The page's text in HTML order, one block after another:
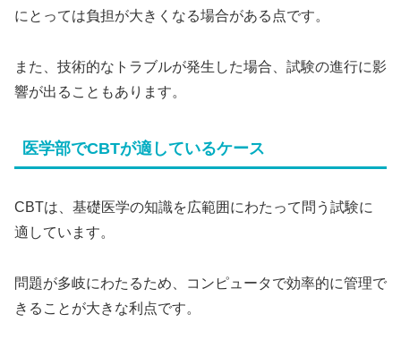
にとっては負担が大きくなる場合がある点です。
また、技術的なトラブルが発生した場合、試験の進行に影
響が出ることもあります。
医学部でCBTが適しているケース
CBTは、基礎医学の知識を広範囲にわたって問う試験に
適しています。
問題が多岐にわたるため、コンピュータで効率的に管理で
きることが大きな利点です。